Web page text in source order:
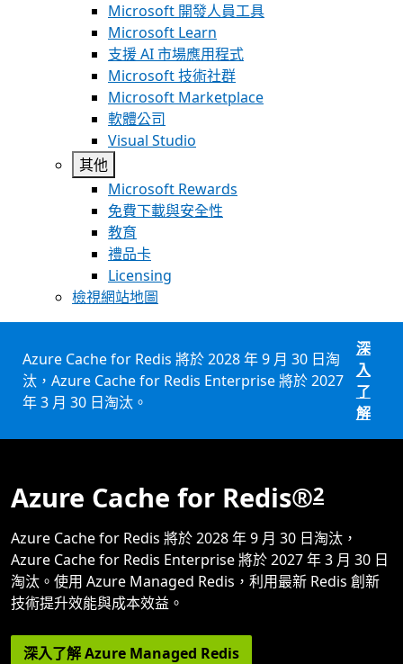
Microsoft 開發人員工具
Microsoft Learn
支援 AI 市場應用程式
Microsoft 技術社群
Microsoft Marketplace
軟體公司
Visual Studio
其他
Microsoft Rewards
免費下載與安全性
教育
禮品卡
Licensing
檢視網站地圖
Azure Cache for Redis 將於 2028 年 9 月 30 日淘
汰，Azure Cache for Redis Enterprise 將於 2027
年 3 月 30 日淘汰。
深
入
了
解
Azure Cache for Redis®2
Azure Cache for Redis 將於 2028 年 9 月 30 日淘汰，
Azure Cache for Redis Enterprise 將於 2027 年 3 月 30 日
淘汰。使用 Azure Managed Redis，利用最新 Redis 創新
技術提升效能與成本效益。
深入了解 Azure Managed Redis